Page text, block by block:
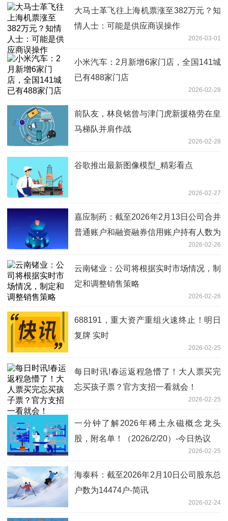
大马士革飞往上海机票涨至382万元？知
情人士：可能是供应商误操作
2026-03-01
小米汽车：2月新增6家门店，全国141城
已有488家门店
2026-02-28
前队友，林良铭曾与津门虎新援格劳在皇
马梯队并肩作战
2026-02-28
谷歌推出最新图像模型_精彩看点
2026-02-27
嘉应制药：截至2026年2月13日公司合并
普通账户和融资融券信用账户持有人数为
2026-02-26
云南锗业：公司将根据实时市场情况，制
定和调整销售策略
2026-02-26
688191，重大资产重组火速终止！明日
复牌 实时
2026-02-25
每日时讯!春运返程急懵了！大人票买完
忘买孩子票？官方支招一看就会！
2026-02-25
一分钟了解2026年稀土永磁概念龙头
股，附名单！（2026/2/20）-今日热议
2026-02-25
海泰科：截至2026年2月10日公司股东总
户数为14474户-简讯
2026-02-24